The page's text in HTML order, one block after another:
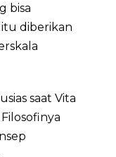
bisa
diberikan
saat Vita